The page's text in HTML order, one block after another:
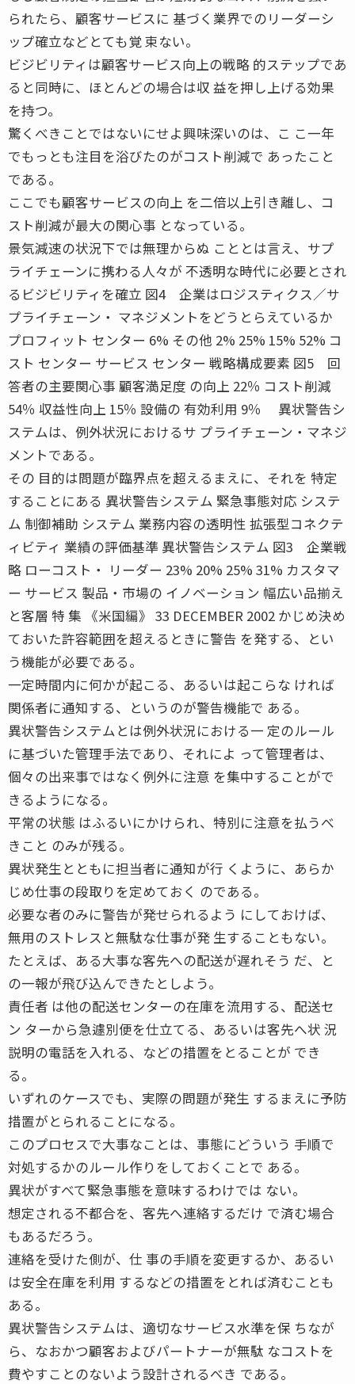
られたら、顧客サービスに 基づく業界でのリーダーシ
ップ確立などとても覚 束ない。
ビジビリティは顧客サービス向上の戦略 的ステップであ
ると同時に、ほとんどの場合は収 益を押し上げる効果
を持つ。
驚くべきことではないにせよ興味深いのは、こ こ一年
でもっとも注目を浴びたのがコスト削減で あったこと
である。
ここでも顧客サービスの向上 を二倍以上引き離し、コ
スト削減が最大の関心事 となっている。
景気減速の状況下では無理からぬ こととは言え、サプ
ライチェーンに携わる人々が 不透明な時代に必要とされ
るビジビリティを確立 図4 企業はロジスティクス／サ
プライチェーン・ マネジメントをどうとらえているか
プロフィット センター 6% その他 2% 25% 15% 52% コ
スト センター サービス センター 戦略構成要素 図5 回
答者の主要関心事 顧客満足度 の向上 22％ コスト削減
54％ 収益性向上 15％ 設備の 有効利用 9％ 異状警告シ
ステムは、例外状況におけるサ プライチェーン・マネジ
メントである。
その 目的は問題が臨界点を超えるまえに、それを 特定
することにある 異状警告システム 緊急事態対応 システ
ム 制御補助 システム 業務内容の透明性 拡張型コネクテ
ィビティ 業績の評価基準 異状警告システム 図3 企業戦
略 ローコスト・ リーダー 23% 20% 25% 31% カスタマ
ー サービス 製品・市場の イノベーション 幅広い品揃え
と客層 特 集 《米国編》 33 DECEMBER 2002 かじめ決め
ておいた許容範囲を超えるときに警告 を発する、とい
う機能が必要である。
一定時間内に何かが起こる、あるいは起こらな ければ
関係者に通知する、というのが警告機能で ある。
異状警告システムとは例外状況における一 定のルール
に基づいた管理手法であり、それによ って管理者は、
個々の出来事ではなく例外に注意 を集中することがで
きるようになる。
平常の状態 はふるいにかけられ、特別に注意を払うべ
きこと のみが残る。
異状発生とともに担当者に通知が行 くように、あらか
じめ仕事の段取りを定めておく のである。
必要な者のみに警告が発せられるよう にしておけば、
無用のストレスと無駄な仕事が発 生することもない。
たとえば、ある大事な客先への配送が遅れそう だ、と
の一報が飛び込んできたとしよう。
責任者 は他の配送センターの在庫を流用する、配送セ
ン ターから急遽別便を仕立てる、あるいは客先へ状 況
説明の電話を入れる、などの措置をとることが でき
る。
いずれのケースでも、実際の問題が発生 するまえに予防
措置がとられることになる。
このプロセスで大事なことは、事態にどういう 手順で
対処するかのルール作りをしておくことで ある。
異状がすべて緊急事態を意味するわけでは ない。
想定される不都合を、客先へ連絡するだけ で済む場合
もあるだろう。
連絡を受けた側が、仕 事の手順を変更するか、あるい
は安全在庫を利用 するなどの措置をとれば済むことも
ある。
異状警告システムは、適切なサービス水準を保 ちなが
ら、なおかつ顧客およびパートナーが無駄 なコストを
費やすことのないよう設計されるべき である。